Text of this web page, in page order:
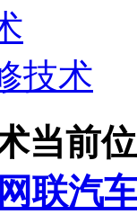
技术
当前
联汽